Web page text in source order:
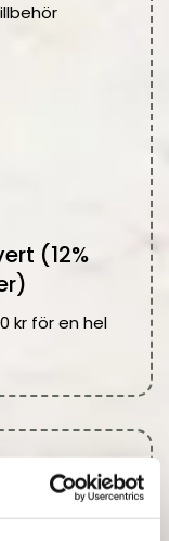
(12%
kr för en hel
delar som ni